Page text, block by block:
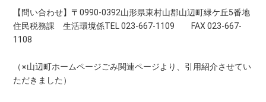
【問い合わせ】〒0990-0392山形県東村山郡山辺町緑ケ丘5番地
住民税務課 生活環境係TEL 023-667-1109 FAX 023-667-
1108
（※山辺町ホームページごみ関連ページより、引用紹介させてい
ただきました）